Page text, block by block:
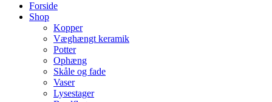
Forside
Shop
Kopper
Væghængt keramik
Potter
Ophæng
Skåle og fade
Vaser
Lysestager